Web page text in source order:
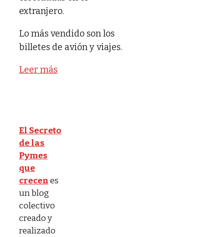
extranjero.
Lo más vendido son los
billetes de avión y viajes.
Leer más
El Secreto
de las
Pymes
que
crecenes
un blog
colectivo
creado y
realizado